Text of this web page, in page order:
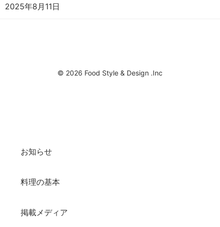
2025年8月11日
© 2026 Food Style & Design .Inc
お知らせ
料理の基本
掲載メディア